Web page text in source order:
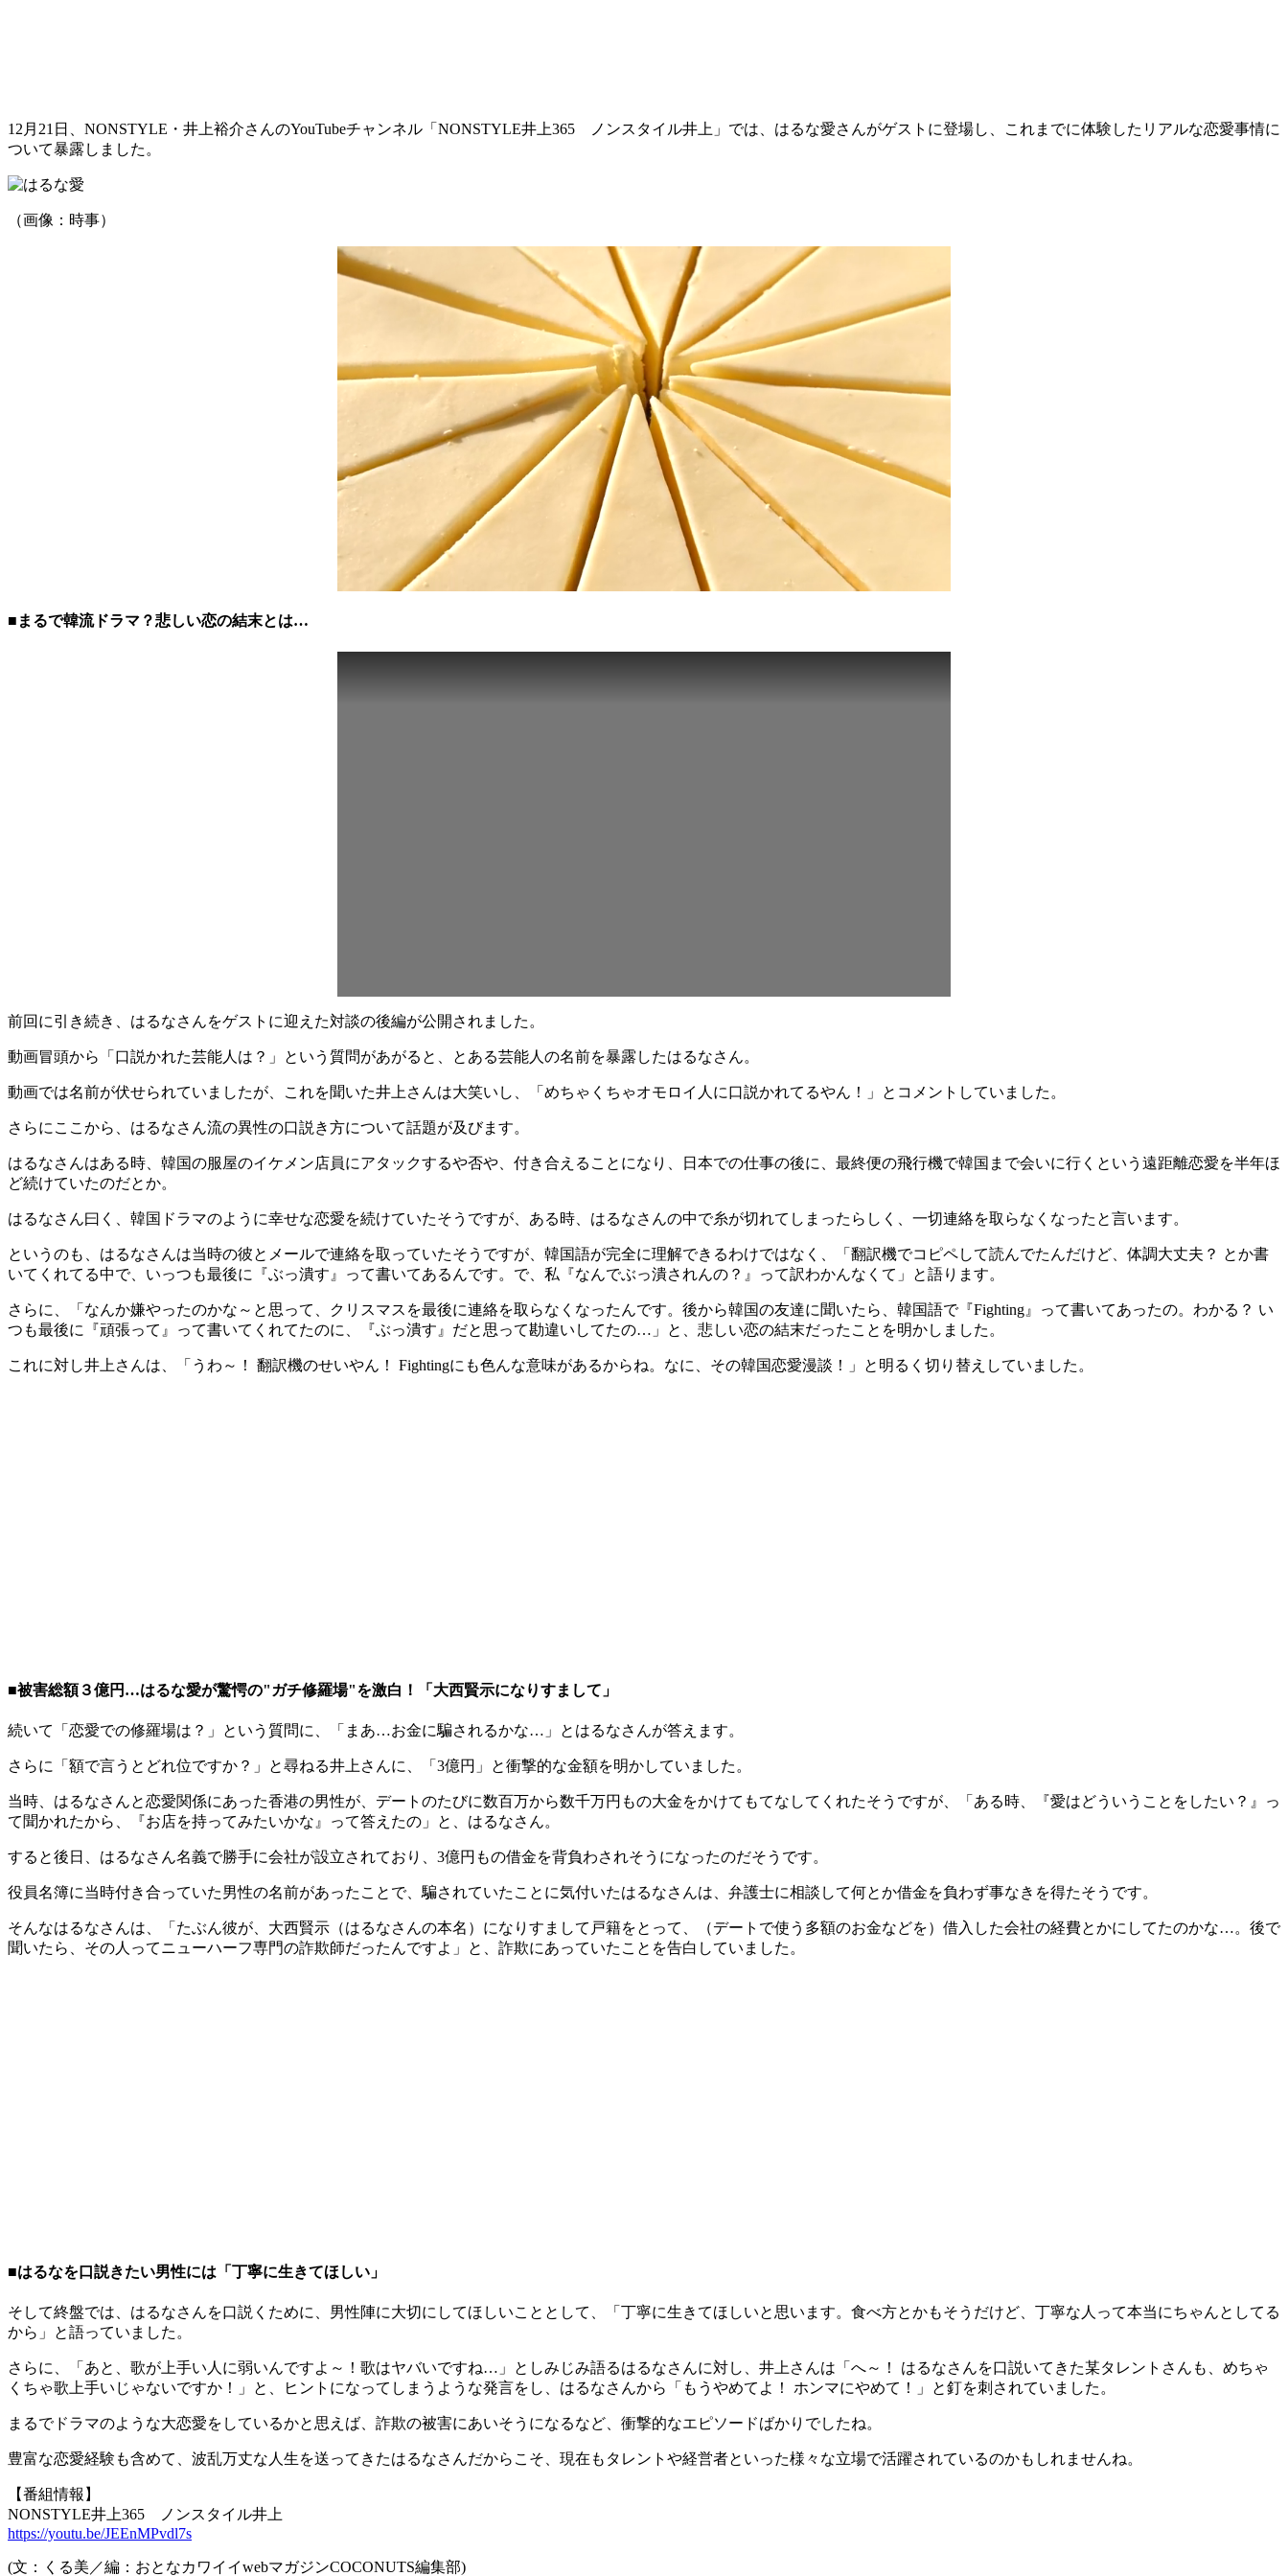
12月21日、NONSTYLE・井上裕介さんのYouTubeチャンネル「NONSTYLE井上365 ノンスタイル井上」では、はるな愛さんがゲストに登場し、これまでに体験したリアルな恋愛事情に
ついて暴露しました。
（画像：時事）
■まるで韓流ドラマ？悲しい恋の結末とは…
前回に引き続き、はるなさんをゲストに迎えた対談の後編が公開されました。
動画冒頭から「口説かれた芸能人は？」という質問があがると、とある芸能人の名前を暴露したはるなさん。
動画では名前が伏せられていましたが、これを聞いた井上さんは大笑いし、「めちゃくちゃオモロイ人に口説かれてるやん！」とコメントしていました。
さらにここから、はるなさん流の異性の口説き方について話題が及びます。
はるなさんはある時、韓国の服屋のイケメン店員にアタックするや否や、付き合えることになり、日本での仕事の後に、最終便の飛行機で韓国まで会いに行くという遠距離恋愛を半年ほ
ど続けていたのだとか。
はるなさん曰く、韓国ドラマのように幸せな恋愛を続けていたそうですが、ある時、はるなさんの中で糸が切れてしまったらしく、一切連絡を取らなくなったと言います。
というのも、はるなさんは当時の彼とメールで連絡を取っていたそうですが、韓国語が完全に理解できるわけではなく、「翻訳機でコピペして読んでたんだけど、体調大丈夫？ とか書
いてくれてる中で、いっつも最後に『ぶっ潰す』って書いてあるんです。で、私『なんでぶっ潰されんの？』って訳わかんなくて」と語ります。
さらに、「なんか嫌やったのかな～と思って、クリスマスを最後に連絡を取らなくなったんです。後から韓国の友達に聞いたら、韓国語で『Fighting』って書いてあったの。わかる？ い
つも最後に『頑張って』って書いてくれてたのに、『ぶっ潰す』だと思って勘違いしてたの…」と、悲しい恋の結末だったことを明かしました。
これに対し井上さんは、「うわ～！ 翻訳機のせいやん！ Fightingにも色んな意味があるからね。なに、その韓国恋愛漫談！」と明るく切り替えしていました。
■被害総額３億円…はるな愛が驚愕の"ガチ修羅場"を激白！「大西賢示になりすまして」
続いて「恋愛での修羅場は？」という質問に、「まあ…お金に騙されるかな…」とはるなさんが答えます。
さらに「額で言うとどれ位ですか？」と尋ねる井上さんに、「3億円」と衝撃的な金額を明かしていました。
当時、はるなさんと恋愛関係にあった香港の男性が、デートのたびに数百万から数千万円もの大金をかけてもてなしてくれたそうですが、「ある時、『愛はどういうことをしたい？』っ
て聞かれたから、『お店を持ってみたいかな』って答えたの」と、はるなさん。
すると後日、はるなさん名義で勝手に会社が設立されており、3億円もの借金を背負わされそうになったのだそうです。
役員名簿に当時付き合っていた男性の名前があったことで、騙されていたことに気付いたはるなさんは、弁護士に相談して何とか借金を負わず事なきを得たそうです。
そんなはるなさんは、「たぶん彼が、大西賢示（はるなさんの本名）になりすまして戸籍をとって、（デートで使う多額のお金などを）借入した会社の経費とかにしてたのかな…。後で
聞いたら、その人ってニューハーフ専門の詐欺師だったんですよ」と、詐欺にあっていたことを告白していました。
■はるなを口説きたい男性には「丁寧に生きてほしい」
そして終盤では、はるなさんを口説くために、男性陣に大切にしてほしいこととして、「丁寧に生きてほしいと思います。食べ方とかもそうだけど、丁寧な人って本当にちゃんとしてる
から」と語っていました。
さらに、「あと、歌が上手い人に弱いんですよ～！歌はヤバいですね…」としみじみ語るはるなさんに対し、井上さんは「へ～！ はるなさんを口説いてきた某タレントさんも、めちゃ
くちゃ歌上手いじゃないですか！」と、ヒントになってしまうような発言をし、はるなさんから「もうやめてよ！ ホンマにやめて！」と釘を刺されていました。
まるでドラマのような大恋愛をしているかと思えば、詐欺の被害にあいそうになるなど、衝撃的なエピソードばかりでしたね。
豊富な恋愛経験も含めて、波乱万丈な人生を送ってきたはるなさんだからこそ、現在もタレントや経営者といった様々な立場で活躍されているのかもしれませんね。
【番組情報】
NONSTYLE井上365 ノンスタイル井上
https://youtu.be/JEEnMPvdl7s
(文：くる美／編：おとなカワイイwebマガジンCOCONUTS編集部)